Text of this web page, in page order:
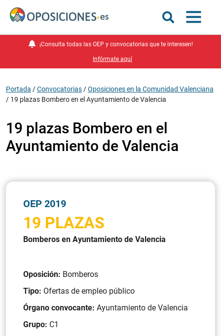
¡Consulta todas las OEP y convocatorias que te interesen!
Infórmate aquí
Portada /Convocatorias /Oposiciones en la Comunidad Valenciana
/ 19 plazas Bombero en el Ayuntamiento de Valencia
19 plazas Bombero en el
Ayuntamiento de Valencia
OEP 2019
19 PLAZAS
Bomberos en Ayuntamiento de Valencia
Oposición: Bomberos
Tipo: Ofertas de empleo público
Órgano convocante: Ayuntamiento de Valencia
Grupo: C1